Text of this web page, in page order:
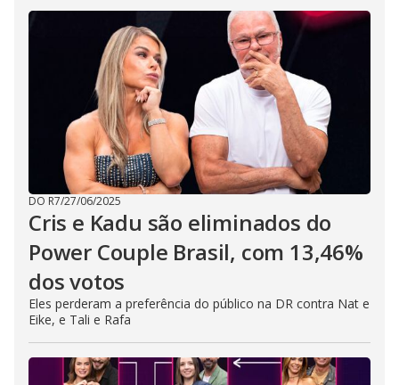
DO R7/27/06/2025
Cris e Kadu são eliminados do
Power Couple Brasil, com 13,46%
dos votos
Eles perderam a preferência do público na DR contra Nat e
Eike, e Tali e Rafa